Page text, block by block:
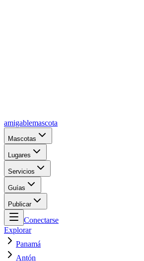
amigablemascota
Mascotas
Lugares
Servicios
Guías
Publicar
Conectarse
Explorar
Panamá
Antón